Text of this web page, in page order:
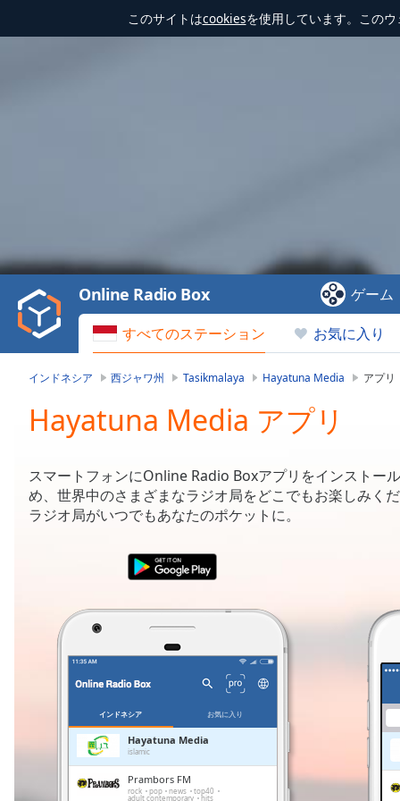
このサイトはcookiesを使用しています。この
Play
Video
Play
Backward
Skip
Current
Time0:00
Loaded:
0.00%
Remaining
すべてのステーション お気に入り
Online Radio Box ゲーム
インドネシア 西ジャワ州 Tasikmalaya Hayatuna Media アプリ
Hayatuna Media アプリ
スマートフォンにOnline Radio Boxアプリをインストール
め、世界中のさまざまなラジオ局をどこでもお楽しみく
ラジオ局がいつでもあなたのポケットに。
インドネシア お気に入り
Hayatuna Media
islamic
Prambors FM
rock pop news top40
adult contemporary hits